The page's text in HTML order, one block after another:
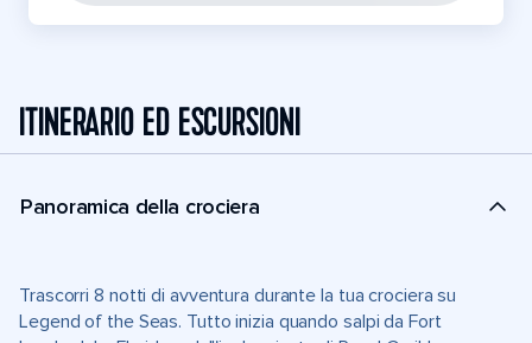
ITINERARIO ED ESCURSIONI
Panoramica della crociera
Trascorri 8 notti di avventura durante la tua crociera su
Legend of the Seas. Tutto inizia quando salpi da Fort